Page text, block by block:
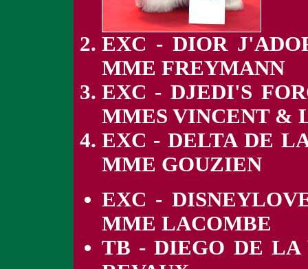
EXC - DIOR
MME FREYMANN
EXC - DJEDI'S
MMES VINCENT &
EXC - DELTA DE
MME GOUZIEN
EXC -
MME LACOMBE
TB - DIEGO DE LA